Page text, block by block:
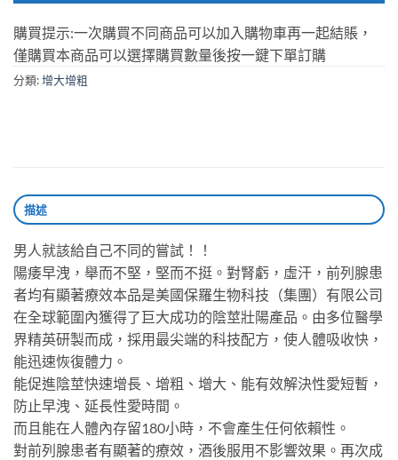
購買提示:一次購買不同商品可以加入購物車再一起結賬，
僅購買本商品可以選擇購買數量後按一鍵下單訂購
分類:增大增粗
描述
男人就該給自己不同的嘗試！！
陽痿早洩，舉而不堅，堅而不挺。對腎虧，虛汗，前列腺患
者均有顯著療效本品是美國保羅生物科技（集團）有限公司
在全球範圍內獲得了巨大成功的陰莖壯陽產品。由多位醫學
界精英研製而成，採用最尖端的科技配方，使人體吸收快，
能迅速恢復體力。
能促進陰莖快速增長、增粗、增大、能有效解決性愛短暫，
防止早洩、延長性愛時間。
而且能在人體內存留180小時，不會產生任何依賴性。
對前列腺患者有顯著的療效，酒後服用不影響效果。再次成